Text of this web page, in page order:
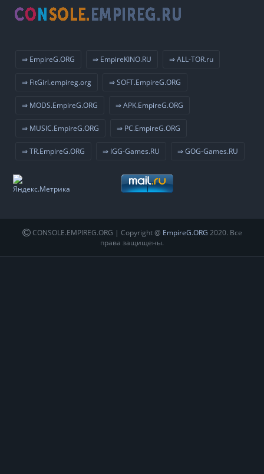
⇒ EmpireG.ORG ⇒ EmpireKINO.RU ⇒ ALL-TOR.ru
⇒ FitGirl.empireg.org ⇒ SOFT.EmpireG.ORG
⇒ MODS.EmpireG.ORG ⇒ APK.EmpireG.ORG
⇒ MUSIC.EmpireG.ORG ⇒ PC.EmpireG.ORG
⇒ TR.EmpireG.ORG ⇒ IGG-Games.RU ⇒ GOG-Games.RU
CONSOLE.EMPIREG.ORG | Copyright @ EmpireG.ORG 2020. Все
права защищены.